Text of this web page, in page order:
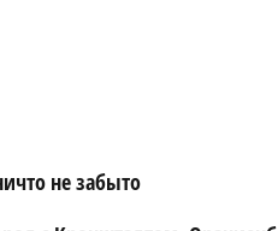
не забыто